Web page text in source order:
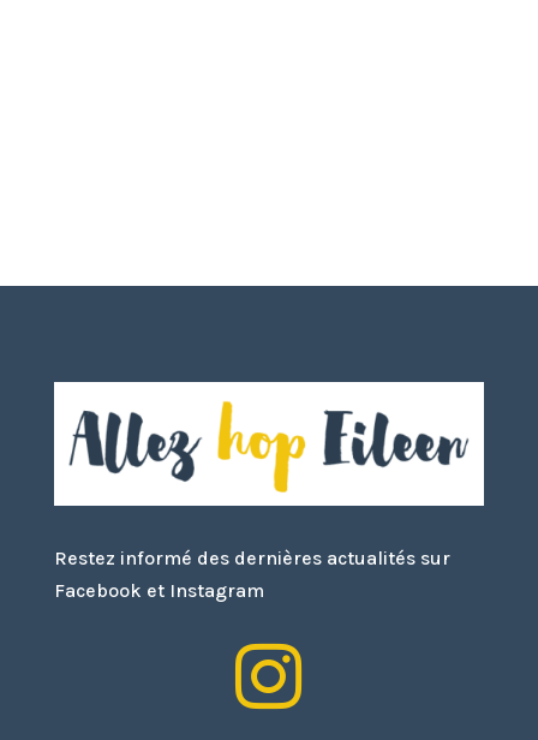
Restez informé des dernières actualités sur
Facebook et Instagram
